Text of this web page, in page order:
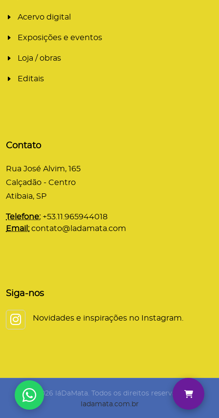
Acervo digital
Exposições e eventos
Loja / obras
Editais
Contato
Rua José Alvim, 165
Calçadão - Centro
Atibaia, SP
Telefone: +53.11.965944018
Email: contato@ladamata.com
Siga-nos
Novidades e inspirações no Instagram.
© 2026 láDaMata. Todos os direitos reservados.
ladamata.com.br